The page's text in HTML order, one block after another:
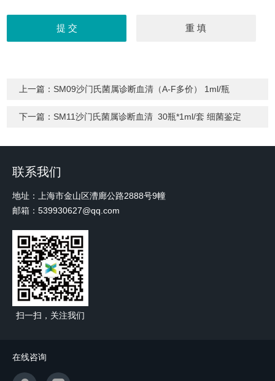
上一篇： SM09沙门氏菌属诊断血清（A-F多价） 1ml/瓶
下一篇： SM11沙门氏菌属诊断血清 30瓶*1ml/套 细菌鉴定
联系我们
地址：上海市金山区漕廊公路2888号9幢
邮箱：539930627@qq.com
扫一扫，关注我们
在线咨询